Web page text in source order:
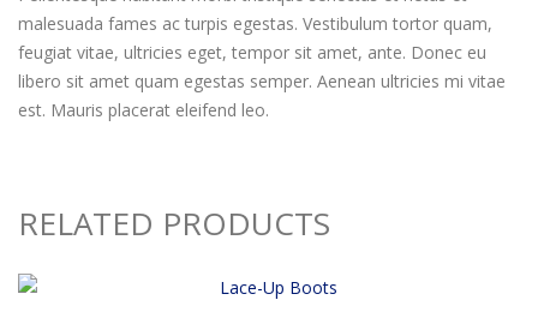
malesuada fames ac turpis egestas. Vestibulum tortor quam,
feugiat vitae, ultricies eget, tempor sit amet, ante. Donec eu
libero sit amet quam egestas semper. Aenean ultricies mi vitae
est. Mauris placerat eleifend leo.
RELATED PRODUCTS